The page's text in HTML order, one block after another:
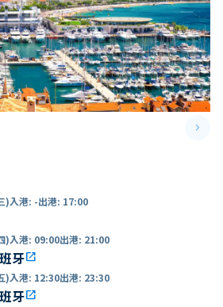
keyboard_arrow_right
)入港: -出港: 17:00
)入港: 09:00出港: 21:00
牙open_in_new
)入港: 12:30出港: 23:30
牙open_in_new